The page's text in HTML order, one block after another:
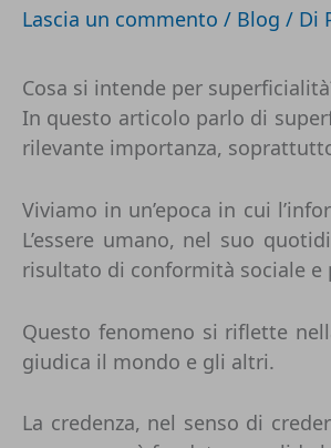
Lascia un commento / Blog / Di
Cosa si intende per
In questo articolo parlo di
rilevante importanza,
Viviamo in un’epoca in cui
L’essere umano, nel suo
risultato di conformità sociale
Questo fenomeno si riflette
giudica il mondo e gli altri.
La credenza, nel senso di